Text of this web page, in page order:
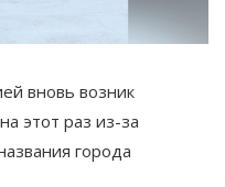
вновь возник
этот раз из-за
города